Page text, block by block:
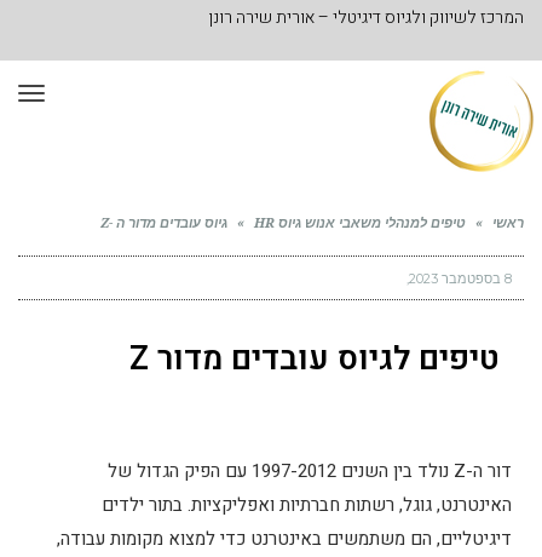
המרכז לשיווק ולגיוס דיגיטלי – אורית שירה רונן
ראשי » טיפים למנהלי משאבי אנוש גיוס HR » גיוס עובדים מדור ה -Z
8 בספטמבר 2023
טיפים לגיוס עובדים מדור Z
דור ה-Z נולד בין השנים 1997-2012 עם הפיק הגדול של
האינטרנט, גוגל, רשתות חברתיות ואפליקציות. בתור ילדים
דיגיטליים, הם משתמשים באינטרנט כדי למצוא מקומות עבודה,